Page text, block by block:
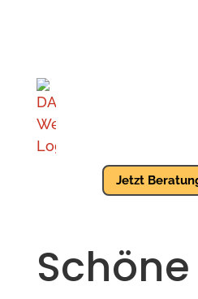
Jetzt